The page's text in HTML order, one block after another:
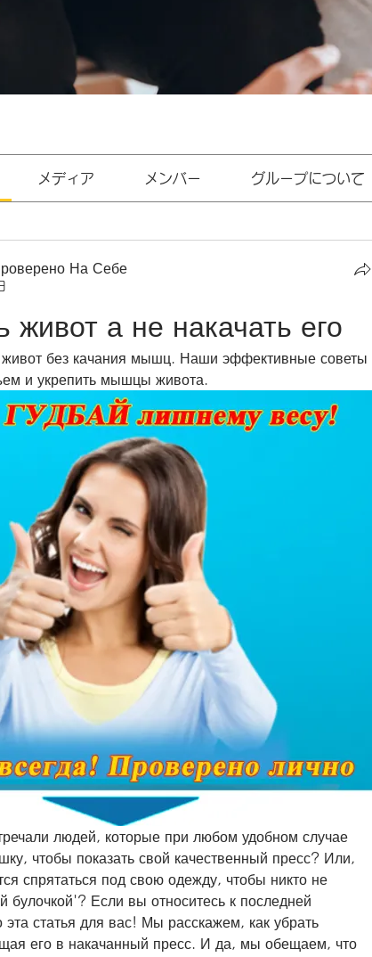
メディア メンバー グループについて
На Себе
живот а не накачать его
живот без качания мышц. Наши эффективные советы
и укрепить мышцы живота.
людей, которые при любом удобном случае
чтобы показать свой качественный пресс? Или,
спрятаться под свою одежду, чтобы никто не
булочкой'? Если вы относитесь к последней
эта статья для вас! Мы расскажем, как убрать
его в накачанный пресс. И да, мы обещаем, что